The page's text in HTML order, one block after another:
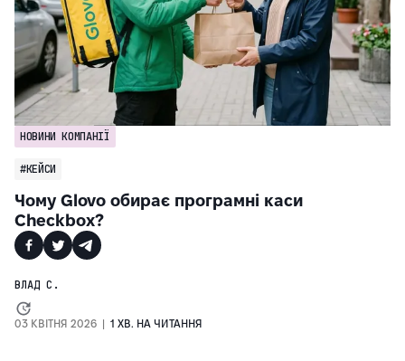
НОВИНИ КОМПАНІЇ
#КЕЙСИ
Чому Glovo обирає програмні каси
Checkbox?
ВЛАД С.
03 КВІТНЯ 2026 | 1 ХВ. НА ЧИТАННЯ